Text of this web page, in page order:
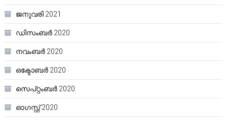
ജനുവരി 2021
ഡിസംബർ 2020
നവംബർ 2020
ഒക്ടോബർ 2020
സെപ്റ്റംബർ 2020
ഓഗസ്റ്റ്‌ 2020